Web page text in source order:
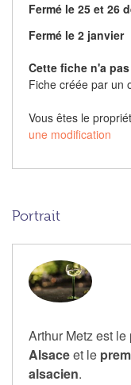
Fermé le 25 et 26
Fermé le 2 janvier
Cette fiche n'a
Fiche créée par un
Vous êtes le
une modification
Portrait
Arthur Metz est le
Alsaceet le
alsacien.